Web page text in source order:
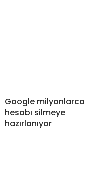
Google milyonlarca
hesabı silmeye
hazırlanıyor